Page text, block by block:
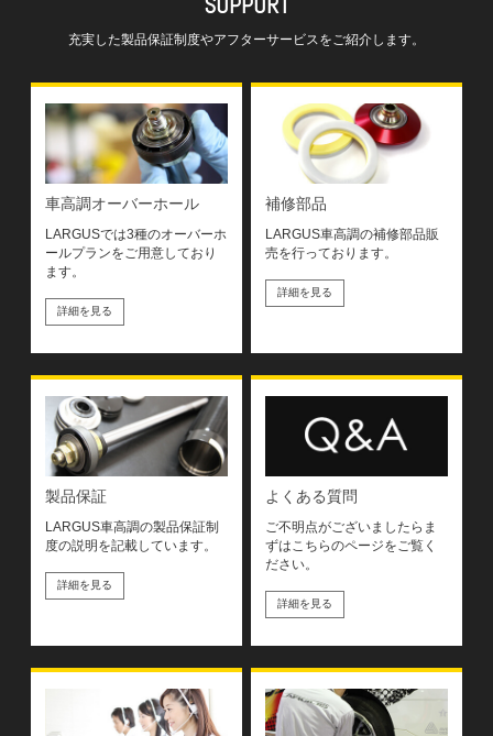
充実した製品保証制度やアフターサービスをご紹介します。
車高調オーバーホール
LARGUSでは3種のオーバーホ
ールプランをご用意しており
ます。
詳細を見る
補修部品
LARGUS車高調の補修部品販
売を行っております。
詳細を見る
製品保証
LARGUS車高調の製品保証制
度の説明を記載しています。
詳細を見る
よくある質問
ご不明点がございましたらま
ずはこちらのページをご覧く
ださい。
詳細を見る